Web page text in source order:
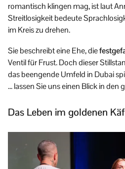
romantisch klingen mag, ist laut
Streitlosigkeit bedeute
im Kreis zu drehen.
Sie beschreibt eine Ehe, die
Ventil für Frust. Doch dieser
das beengende Umfeld in Dubai
… lassen Sie uns einen Blick in den
Das Leben im goldenen